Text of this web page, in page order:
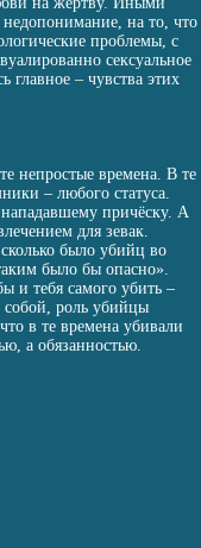
недопонимание, на то, что
проблемы, с
сексуальное
– чувства этих
непростые времена. В те
– любого статуса.
причёску. А
для зевак.
было убийц во
было бы опасно».
и тебя самого убить –
собой, роль убийцы
в те времена убивали
а обязанностью.